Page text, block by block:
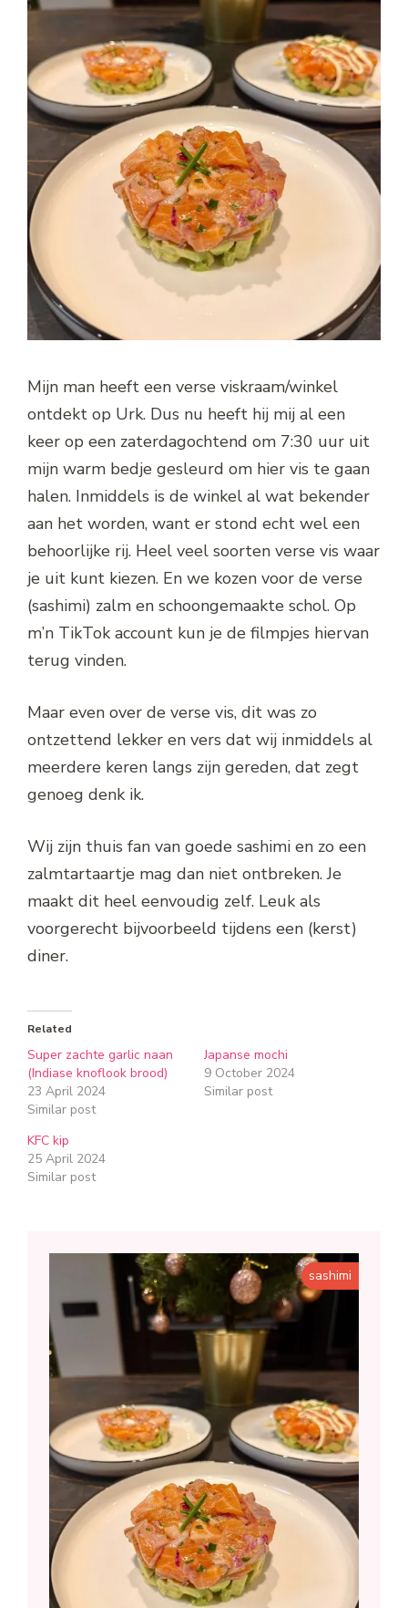
Mijn man heeft een verse viskraam/winkel
ontdekt op Urk. Dus nu heeft hij mij al een
keer op een zaterdagochtend om 7:30 uur uit
mijn warm bedje gesleurd om hier vis te gaan
halen. Inmiddels is de winkel al wat bekender
aan het worden, want er stond echt wel een
behoorlijke rij. Heel veel soorten verse vis waar
je uit kunt kiezen. En we kozen voor de verse
(sashimi) zalm en schoongemaakte schol. Op
m’n TikTok account kun je de filmpjes hiervan
terug vinden.
Maar even over de verse vis, dit was zo
ontzettend lekker en vers dat wij inmiddels al
meerdere keren langs zijn gereden, dat zegt
genoeg denk ik.
Wij zijn thuis fan van goede sashimi en zo een
zalmtartaartje mag dan niet ontbreken. Je
maakt dit heel eenvoudig zelf. Leuk als
voorgerecht bijvoorbeeld tijdens een (kerst)
diner.
Related
Super zachte garlic naan
(Indiase knoflook brood)
23 April 2024
Similar post
Japanse mochi
9 October 2024
Similar post
KFC kip
25 April 2024
Similar post
sashimi